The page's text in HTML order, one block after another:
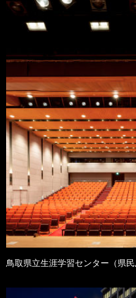
鳥取県立生涯学習センター（県民